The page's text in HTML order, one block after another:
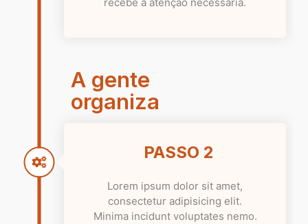
recebe a atenção necessária.
A gente
organiza
PASSO 2
Lorem ipsum dolor sit amet,
consectetur adipisicing elit.
Minima incidunt voluptates nemo.